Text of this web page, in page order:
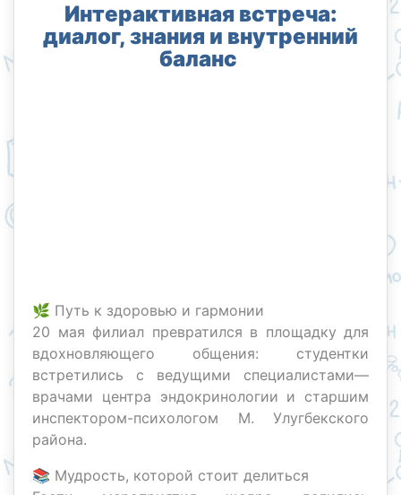
Интерактивная встреча:
диалог, знания и внутренний
баланс
🌿 Путь к здоровью и гармонии
20 мая филиал превратился в площадку для
вдохновляющего общения: студентки
встретились с ведущими специалистами—
врачами центра эндокринологии и старшим
инспектором-психологом М. Улугбекского
района.
📚 Мудрость, которой стоит делиться